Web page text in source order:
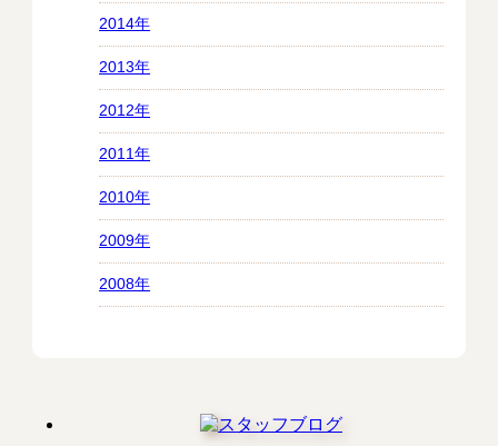
2014年
2013年
2012年
2011年
2010年
2009年
2008年